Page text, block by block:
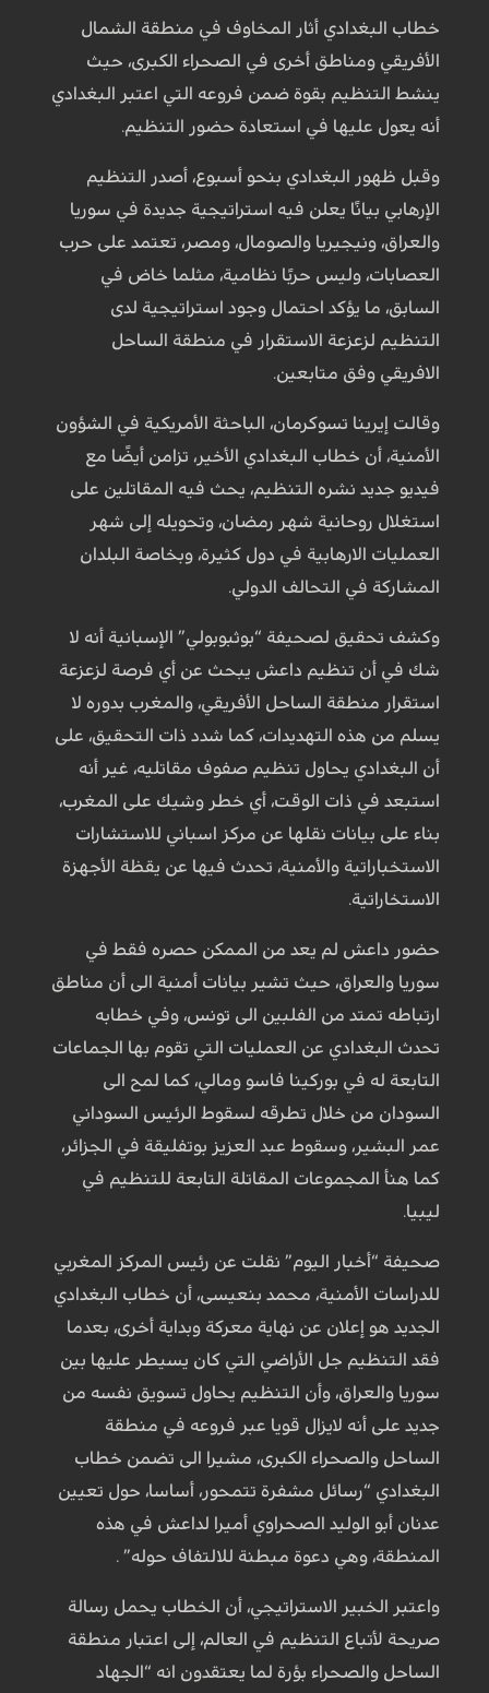
خطاب البغدادي أثار المخاوف في منطقة الشمال
الأفريقي ومناطق أخرى في الصحراء الكبرى، حيث
ينشط التنظيم بقوة ضمن فروعه التي اعتبر البغدادي
أنه يعول عليها في استعادة حضور التنظيم.
وقبل ظهور البغدادي بنحو أسبوع، أصدر التنظيم
الإرهابي بيانًا يعلن فيه استراتيجية جديدة في سوريا
والعراق، ونيجيريا والصومال، ومصر، تعتمد على حرب
العصابات، وليس حربًا نظامية، مثلما خاض في
السابق، ما يؤكد احتمال وجود استراتيجية لدى
التنظيم لزعزعة الاستقرار في منطقة الساحل
الافريقي وفق متابعين.
وقالت إيرينا تسوكرمان، الباحثة الأمريكية في الشؤون
الأمنية، أن خطاب البغدادي الأخير، تزامن أيضًا مع
فيديو جديد نشره التنظيم، يحث فيه المقاتلين على
استغلال روحانية شهر رمضان، وتحويله إلى شهر
العمليات الارهابية في دول كثيرة، وبخاصة البلدان
المشاركة في التحالف الدولي.
وكشف تحقيق لصحيفة “بوثبوبولي” الإسبانية أنه لا
شك في أن تنظيم داعش يبحث عن أي فرصة لزعزعة
استقرار منطقة الساحل الأفريقي، والمغرب بدوره لا
يسلم من هذه التهديدات، كما شدد ذات التحقيق، على
أن البغدادي يحاول تنظيم صفوف مقاتليه، غير أنه
استبعد في ذات الوقت، أي خطر وشيك على المغرب،
بناء على بيانات نقلها عن مركز اسباني للاستشارات
الاستخباراتية والأمنية، تحدث فيها عن يقظة الأجهزة
الاستخاراتية.
حضور داعش لم يعد من الممكن حصره فقط في
سوريا والعراق، حيث تشير بيانات أمنية الى أن مناطق
ارتباطه تمتد من الفلبين الى تونس، وفي خطابه
تحدث البغدادي عن العمليات التي تقوم بها الجماعات
التابعة له في بوركينا فاسو ومالي، كما لمح الى
السودان من خلال تطرقه لسقوط الرئيس السوداني
عمر البشير، وسقوط عبد العزيز بوتفليقة في الجزائر،
كما هنأ المجموعات المقاتلة التابعة للتنظيم في
ليبيا.
صحيفة “أخبار اليوم” نقلت عن رئيس المركز المغربي
للدراسات الأمنية، محمد بنعيسى، أن خطاب البغدادي
الجديد هو إعلان عن نهاية معركة وبداية أخرى، بعدما
فقد التنظيم جل الأراضي التي كان يسيطر عليها بين
سوريا والعراق، وأن التنظيم يحاول تسويق نفسه من
جديد على أنه لايزال قويا عبر فروعه في منطقة
الساحل والصحراء الكبرى، مشيرا الى تضمن خطاب
البغدادي “رسائل مشفرة تتمحور، أساسا، حول تعيين
عدنان أبو الوليد الصحراوي أميرا لداعش في هذه
المنطقة، وهي دعوة مبطنة للالتفاف حوله” .
واعتبر الخبير الاستراتيجي، أن الخطاب يحمل رسالة
صريحة لأتباع التنظيم في العالم، إلى اعتبار منطقة
الساحل والصحراء بؤرة لما يعتقدون انه “الجهاد